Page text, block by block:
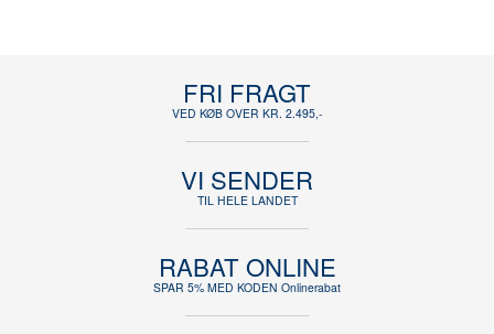
FRI FRAGT
VED KØB OVER KR. 2.495,-
VI SENDER
TIL HELE LANDET
RABAT ONLINE
SPAR 5% MED KODEN Onlinerabat